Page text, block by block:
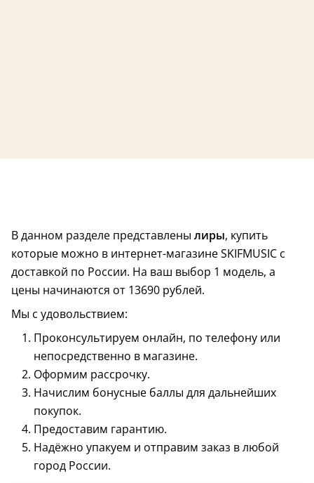
В данном разделе представлены лиры, купить
которые можно в интернет-магазине SKIFMUSIC с
доставкой по России. На ваш выбор 1 модель, а
цены начинаются от 13690 рублей.
Мы с удовольствием:
Проконсультируем онлайн, по телефону или
непосредственно в магазине.
Оформим рассрочку.
Начислим бонусные баллы для дальнейших
покупок.
Предоставим гарантию.
Надёжно упакуем и отправим заказ в любой
город России.